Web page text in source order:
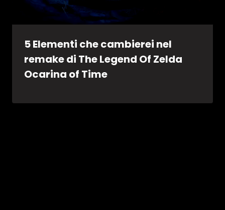
5 Elementi che cambierei nel
remake di The Legend Of Zelda
Ocarina of Time